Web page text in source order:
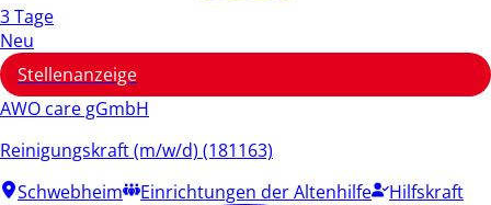
3 Tage
Neu
Stellenanzeige
AWO care gGmbH
Reinigungskraft (m/w/d) (181163)
Schwebheim
Einrichtungen der Altenhilfe Hilfskraft